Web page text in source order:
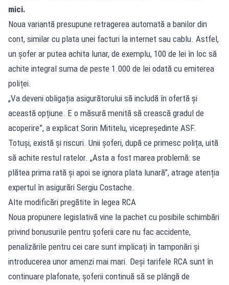
mici.
Noua variantă presupune retragerea automată a banilor din
cont, similar cu plata unei facturi la internet sau cablu. Astfel,
un șofer ar putea achita lunar, de exemplu, 100 de lei în loc să
achite integral suma de peste 1.000 de lei odată cu emiterea
poliței.
„Va deveni obligația asigurătorului să includă în ofertă și
această opțiune. E o măsură menită să crească gradul de
acoperire”, a explicat Sorin Mititelu, vicepreședinte ASF.
Totuși, există și riscuri. Unii șoferi, după ce primesc polița, uită
să achite restul ratelor. „Asta a fost marea problemă: se
plătea prima rată și apoi se ignora plata lunară”, atrage atenția
expertul în asigurări Sergiu Costache.
Alte modificări pregătite în legea RCA
Noua propunere legislativă vine la pachet cu posibile schimbări
privind bonusurile pentru șoferii care nu fac accidente,
penalizările pentru cei care sunt implicați în tamponări și
introducerea unor amenzi mai mari. Deși tarifele RCA sunt în
continuare plafonate, șoferii continuă să se plângă de